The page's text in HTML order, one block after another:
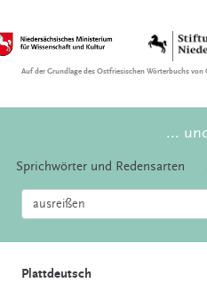
Auf der Grundlage des Ostfriesischen Wörterbuchs
...
Sprichwörter und Redensarten
Plattdeutsch